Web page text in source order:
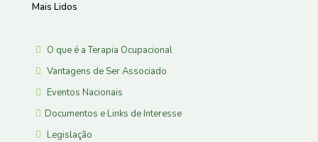
Mais Lidos
O que é a Terapia Ocupacional
Vantagens de Ser Associado
Eventos Nacionais
Documentos e Links de Interesse
Legislação